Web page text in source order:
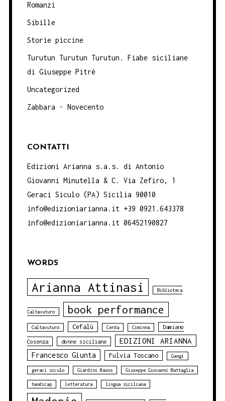
Romanzi
Sibille
Storie piccine
Turutun Turutun Turutun. Fiabe siciliane
di Giuseppe Pitrè
Uncategorized
Zabbara - Novecento
CONTATTI
Edizioni Arianna s.a.s. di Antonio
Giovanni Minutella & C. Via Zefiro, 1
Geraci Siculo (PA) Sicilia 90010
info@edizioniarianna.it +39 0921.643378
info@edizioniarianna.it 06452190827
WORDS
Arianna Attinasi Biblioteca
Caltavuturo book performance
Caltavuturo Cefalù Cerda Ciminna Damiano
Cosenza donne siciliane EDIZIONI ARIANNA
Francesco Giunta Fulvia Toscano Gangi
geraci siculo Giardini Naxos Giuseppe Giovanni Battaglia
handicap letteratura lingua siciliana